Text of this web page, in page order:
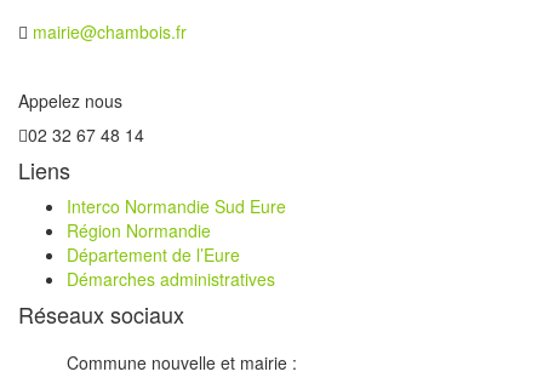
mairie@chambois.fr
Appelez nous
02 32 67 48 14
Liens
Interco Normandie Sud Eure
Région Normandie
Département de l’Eure
Démarches administratives
Réseaux sociaux
Commune nouvelle et mairie :